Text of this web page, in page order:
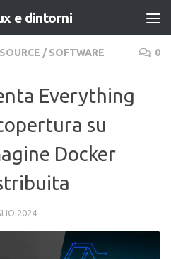
e dintorni
/ SOFTWARE 0
Everything
su
Docker
2024